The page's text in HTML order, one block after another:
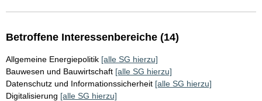
Betroffene Interessenbereiche (14)
Allgemeine Energiepolitik [alle SG hierzu]
Bauwesen und Bauwirtschaft [alle SG hierzu]
Datenschutz und Informationssicherheit [alle SG hierzu]
Digitalisierung [alle SG hierzu]